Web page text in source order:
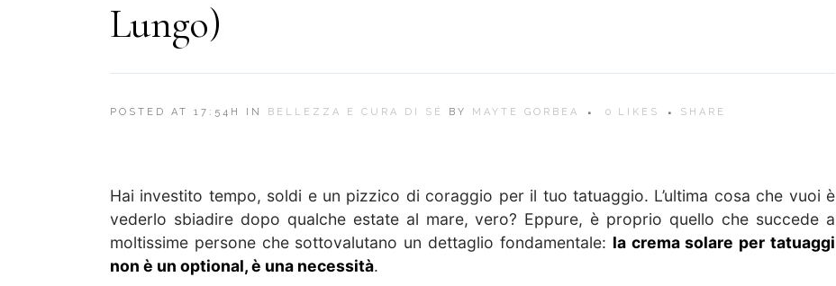
Lungo)
POSTED AT 17:54H IN BELLEZZA E CURA DI SÉ BY MAYTE GORBEA 0 LIKES SHARE
Hai investito tempo, soldi e un pizzico di coraggio per il tuo tatuaggio. L’ultima cosa che vuoi è
vederlo sbiadire dopo qualche estate al mare, vero? Eppure, è proprio quello che succede a
moltissime persone che sottovalutano un dettaglio fondamentale: la crema solare per tatuaggi
non è un optional, è una necessità.